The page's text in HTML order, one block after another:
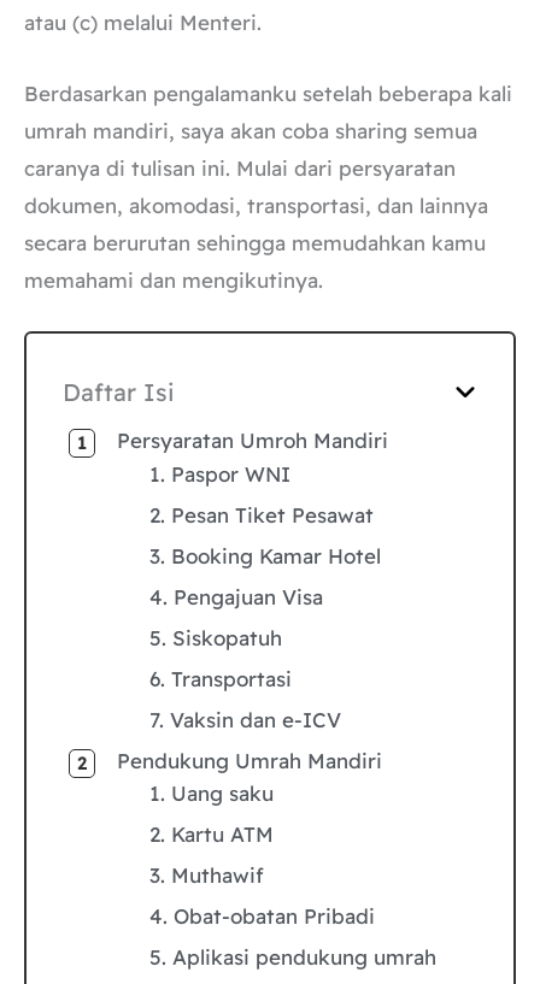
atau (c) melalui Menteri.
Berdasarkan pengalamanku setelah beberapa kali
umrah mandiri, saya akan coba sharing semua
caranya di tulisan ini. Mulai dari persyaratan
dokumen, akomodasi, transportasi, dan lainnya
secara berurutan sehingga memudahkan kamu
memahami dan mengikutinya.
Daftar Isi
Persyaratan Umroh Mandiri
1. Paspor WNI
2. Pesan Tiket Pesawat
3. Booking Kamar Hotel
4. Pengajuan Visa
5. Siskopatuh
6. Transportasi
7. Vaksin dan e-ICV
Pendukung Umrah Mandiri
1. Uang saku
2. Kartu ATM
3. Muthawif
4. Obat-obatan Pribadi
5. Aplikasi pendukung umrah